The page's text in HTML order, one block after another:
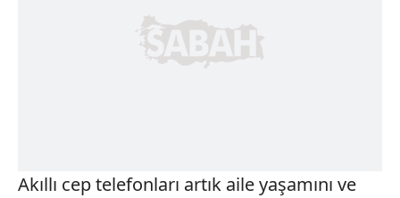
Akıllı cep telefonları artık aile yaşamını ve